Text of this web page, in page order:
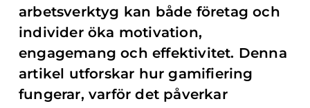
arbetsverktyg kan både företag och
individer öka motivation,
engagemang och effektivitet. Denna
artikel utforskar hur gamifiering
fungerar, varför det påverkar